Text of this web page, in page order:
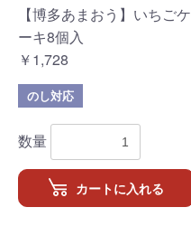
【博多あまおう】いちごケ
ーキ8個入
￥1,728
のし対応
数量
カートに入れる